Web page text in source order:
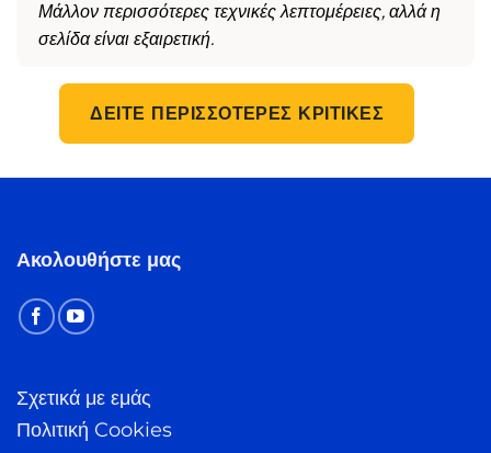
Μάλλον περισσότερες τεχνικές λεπτομέρειες, αλλά η
σελίδα είναι εξαιρετική.
ΔΕΊΤΕ ΠΕΡΙΣΣΌΤΕΡΕΣ ΚΡΙΤΙΚΈΣ
Ακολουθήστε μας
Σχετικά με εμάς
Πολιτική Cookies